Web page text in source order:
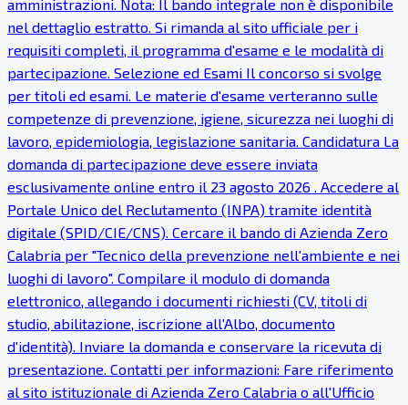
amministrazioni. Nota: Il bando integrale non è disponibile
nel dettaglio estratto. Si rimanda al sito ufficiale per i
requisiti completi, il programma d'esame e le modalità di
partecipazione. Selezione ed Esami Il concorso si svolge
per titoli ed esami. Le materie d'esame verteranno sulle
competenze di prevenzione, igiene, sicurezza nei luoghi di
lavoro, epidemiologia, legislazione sanitaria. Candidatura La
domanda di partecipazione deve essere inviata
esclusivamente online entro il 23 agosto 2026 . Accedere al
Portale Unico del Reclutamento (INPA) tramite identità
digitale (SPID/CIE/CNS). Cercare il bando di Azienda Zero
Calabria per "Tecnico della prevenzione nell'ambiente e nei
luoghi di lavoro". Compilare il modulo di domanda
elettronico, allegando i documenti richiesti (CV, titoli di
studio, abilitazione, iscrizione all'Albo, documento
d'identità). Inviare la domanda e conservare la ricevuta di
presentazione. Contatti per informazioni: Fare riferimento
al sito istituzionale di Azienda Zero Calabria o all'Ufficio